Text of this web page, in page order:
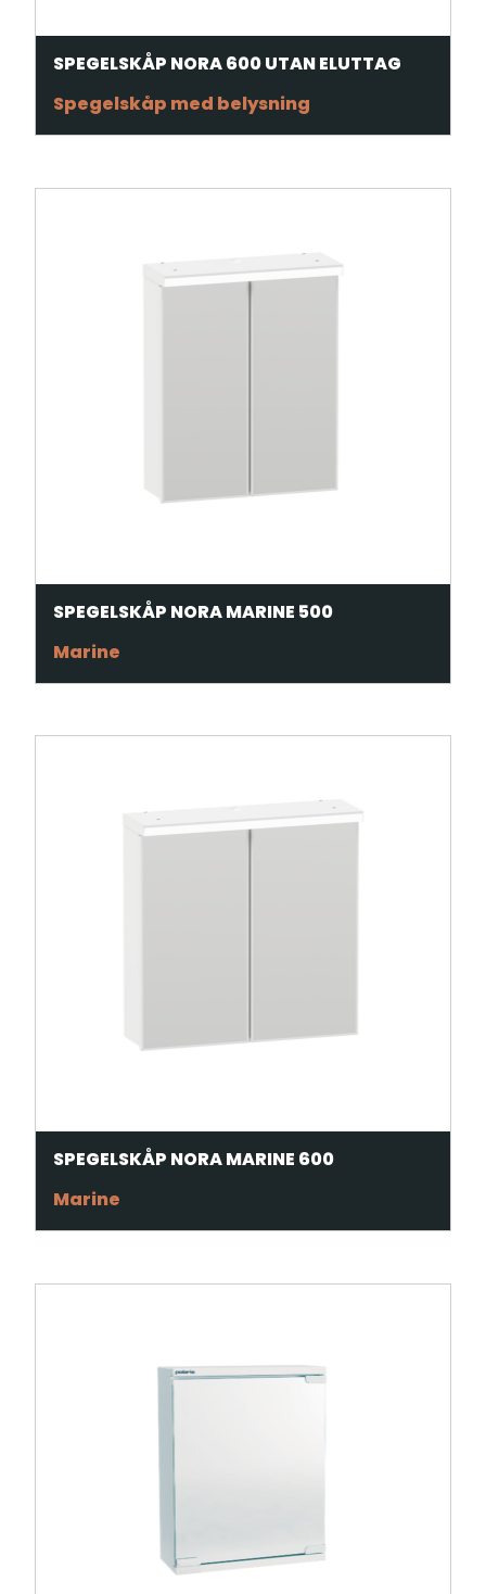
SPEGELSKÅP NORA 600 UTAN ELUTTAG
Spegelskåp med belysning
SPEGELSKÅP NORA MARINE 500
Marine
SPEGELSKÅP NORA MARINE 600
Marine